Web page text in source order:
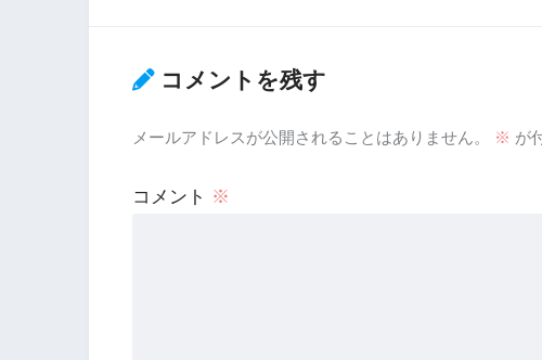
コメントを残す
メールアドレスが公開されることはありません。 ※ が
コメント ※